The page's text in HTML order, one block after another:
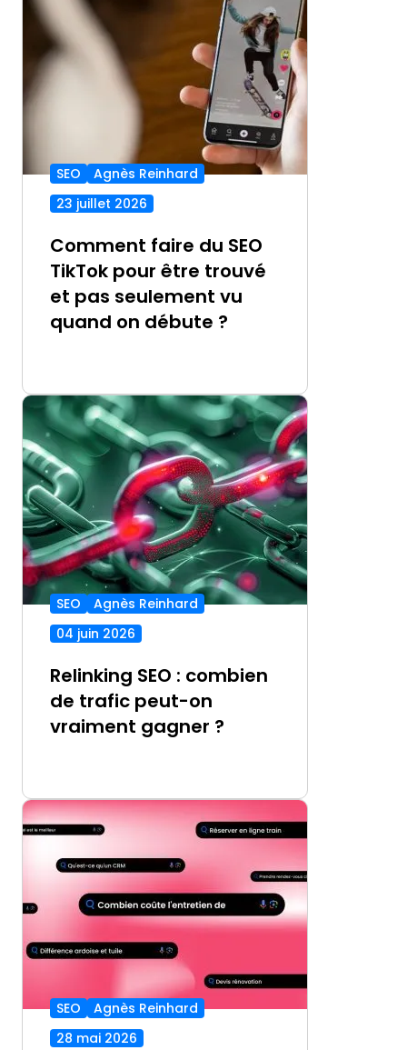
SEO
Agnès Reinhard
23 juillet 2026
Comment faire du SEO
TikTok pour être trouvé
et pas seulement vu
quand on débute ?
SEO
Agnès Reinhard
04 juin 2026
Relinking SEO : combien
de trafic peut-on
vraiment gagner ?
SEO
Agnès Reinhard
28 mai 2026